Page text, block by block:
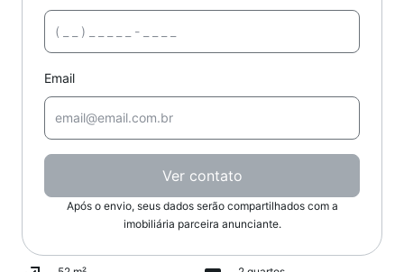
Email
Ver contato
Após o envio, seus dados serão compartilhados com a
imobiliária parceira anunciante.